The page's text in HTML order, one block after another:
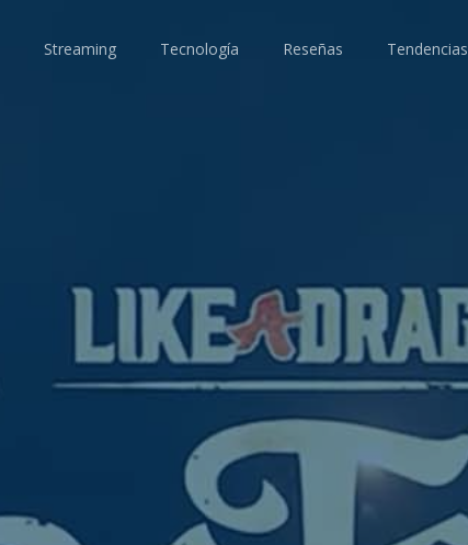
Streaming Tecnología Reseñas Tendencias